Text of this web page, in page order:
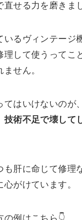
せる力を磨きま
いるヴィンテージ
して使うってこ
せん。
てはいけないのが
技術不足で壊して
も肝に命じて修理
心がけています。
の例はこちら👇